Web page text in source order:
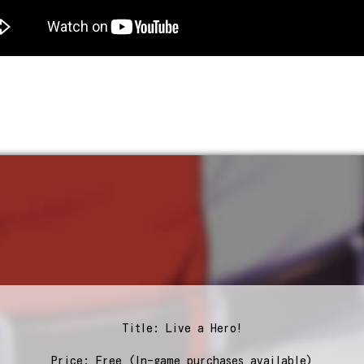
Title: Live a Hero!
Price: Free (In-game purchases available)